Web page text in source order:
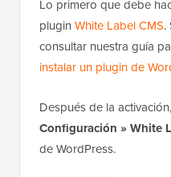
Lo primero que debe
plugin White Label CMS.
consultar nuestra guía
instalar un plugin de
Después de la
Configuración » White
de WordPress.